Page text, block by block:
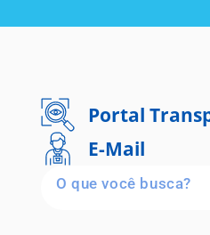
Portal
E-Mail